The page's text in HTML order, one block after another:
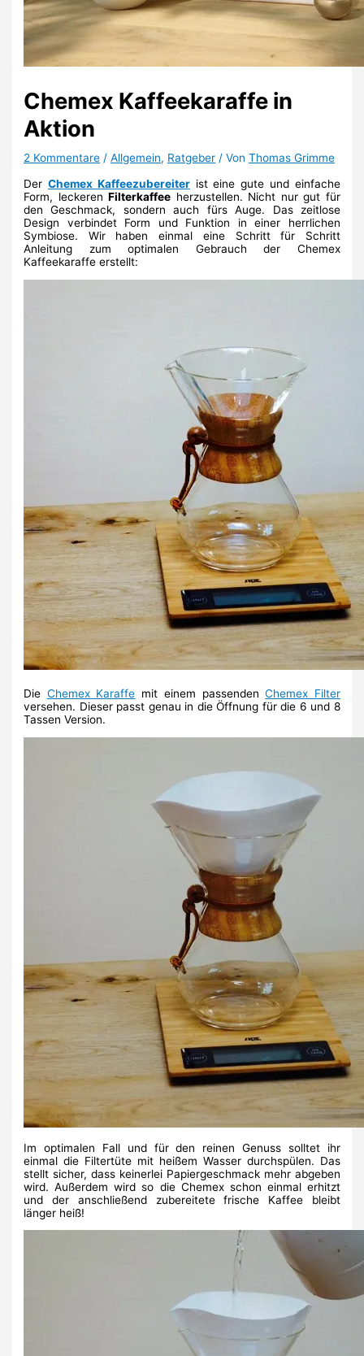
Chemex Kaffeekaraffe in
Aktion
2 Kommentare /Allgemein, Ratgeber / VonThomas Grimme
Der Chemex Kaffeezubereiterist eine gute und einfache
Form, leckerenFilterkaffee herzustellen. Nicht nur gut für
den Geschmack, sondern auch fürs Auge. Das zeitlose
Design verbindet Form und Funktion in einer herrlichen
Symbiose. Wir haben einmal eine Schritt für Schritt
Anleitung zum optimalen Gebrauch der Chemex
Kaffeekaraffe erstellt:
Die Chemex Karaffe mit einem passendenChemex Filter
versehen. Dieser passt genau in die Öffnung für die 6 und 8
Tassen Version.
Im optimalen Fall und für den reinen Genuss solltet ihr
einmal die Filtertüte mit heißem Wasser durchspülen. Das
stellt sicher, dass keinerlei Papiergeschmack mehr abgeben
wird. Außerdem wird so die Chemex schon einmal erhitzt
und der anschließend zubereitete frische Kaffee bleibt
länger heiß!